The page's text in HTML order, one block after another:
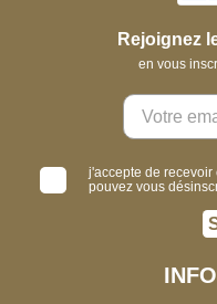
Rejoignez
en vous
j'accepte de recevoir
pouvez vous